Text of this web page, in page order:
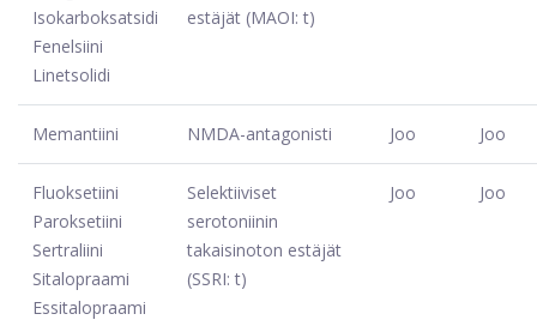
Isokarboksatsidi
Fenelsiini
Linetsolidi
estäjät (MAOI: t)
Memantiini NMDA-antagonisti Joo Joo
Fluoksetiini
Paroksetiini
Sertraliini
Sitalopraami
Essitalopraami
Selektiiviset
serotoniinin
takaisinoton estäjät
(SSRI: t)
Joo Joo